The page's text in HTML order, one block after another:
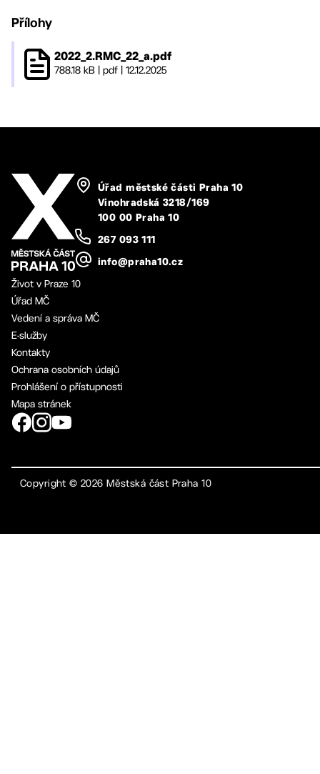
Přílohy
2022_2.RMC_22_a.pdf
788.18 kB pdf 12.12.2025
Úřad městské části Praha 10
Vinohradská 3218/169
100 00 Praha 10
267 093 111
info@praha10.cz
Život v Praze 10
Úřad MČ
Vedení a správa MČ
E-služby
Kontakty
Ochrana osobních údajů
Prohlášení o přístupnosti
Mapa stránek
Copyright ©2026 Městská část Praha 10